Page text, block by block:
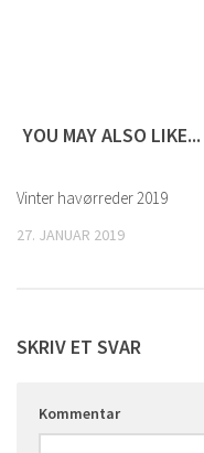
YOU MAY ALSO LIKE...
Vinter havørreder 2019
27. JANUAR 2019
SKRIV ET SVAR
Kommentar